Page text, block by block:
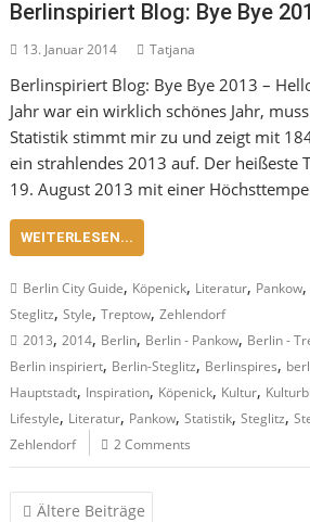
Berlinspiriert Blog: Bye Bye
13. Januar 2014 Tatjana
Berlinspiriert Blog: Bye Bye 2013 –
Jahr war ein wirklich schönes Jahr,
Statistik stimmt mir zu und zeigt mit
ein strahlendes 2013 auf. Der heißeste
19. August 2013 mit einer
WEITERLESEN...
Berlin City Guide, Köpenick, Literatur, Pankow,
Steglitz,Style,Treptow,Zehlendorf
2013, 2014, Berlin, Berlin - Pankow, Berlin -
Berlin inspiriert, Berlin-Steglitz, Berlinspires,
Hauptstadt, Inspiration, Köpenick, Kultur,
Lifestyle, Literatur, Pankow,Statistik,Steglitz,
Zehlendorf 2 Comments
Beitragsnavigation
Ältere Beiträge